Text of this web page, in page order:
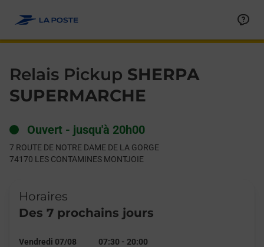
Relais Pickup SHERPA
SUPERMARCHE
Ouvert - jusqu'à 20h00
7 ROUTE DE NOTRE DAME DE LA GORGE
74170 LES CONTAMINES MONTJOIE
Horaires
Des 7 prochains jours
Vendredi 07/08 07:30 - 20:00